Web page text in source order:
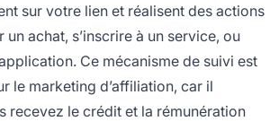
sur votre lien et réalisent des actions
achat, s’inscrire à un service, ou
Ce mécanisme de suivi est
le marketing d’affiliation, car il
recevez le crédit et la rémunération